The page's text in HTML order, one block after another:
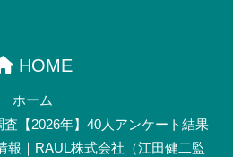
HOME
ホーム
【2026年】40人アンケート結果
報｜RAUL株式会社（江田健二監